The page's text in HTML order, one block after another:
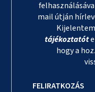
mail útján
tájékoztatót
hogy a
FELIRATKOZÁS